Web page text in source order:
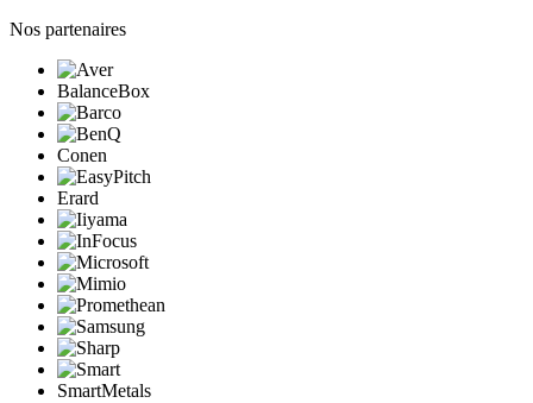
Nos partenaires
BalanceBox
Conen
Erard
SmartMetals